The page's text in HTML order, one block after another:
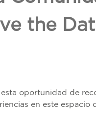
the
oportunidad de
en este espacio